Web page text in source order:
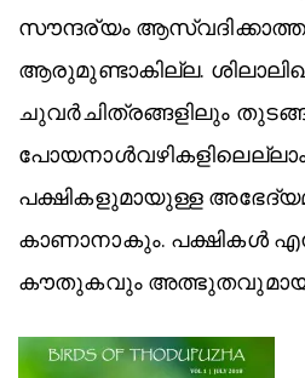
സൗന്ദര്യം
ആരുമുണ്ടാകില്ല.
ചുവർചിത്രങ്ങളിലും
പക്ഷികളുമായുള്ള
കാണാനാകും. പക്ഷികൾ
കൗതുകവും